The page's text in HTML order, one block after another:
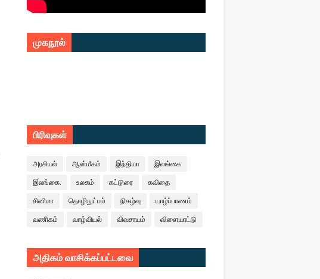
முகநூல்
பிரிவுகள்
அரசியல் ஆன்மீகம் இந்தியா இலங்கை
இலங்கை. உலகம் கட்டுரை கவிதை
சினிமா தொழிநுட்பம் நிகழ்வு யாழ்ப்பாணம்
வணிகம் வாழ்வியல் விவசாயம் விளையாட்டு
அதிகம் வாசிக்கப்பட்டவை